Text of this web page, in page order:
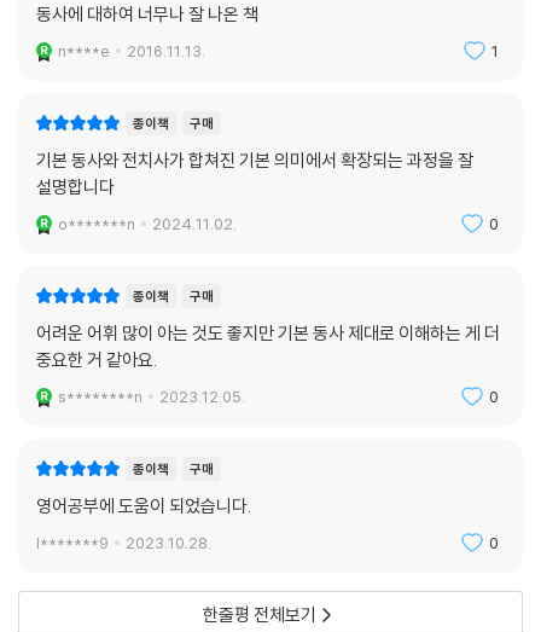
동사를 알면 죽은 영어가 살아날까?
또 다른 영어사전이 아니다. <동사를 알면 죽은 영어도 살린다> 2탄을 쓴
기 위함이 아니다. 1권에서 배운 원리를 실전에 다양한 방법으로 적용해 보
는 응용력 기르기에 주안점을 둔 것. “동사 관련 책 두 권으로 여러분 영어
실력을 단번에 높여줄 거라는 비상식적인 약속은 하지 못합니다. 하지만
호수에 낚싯대를 드리워 보세요. 우리말 자막이 아닌 영어 자막을 켜놓고
설책 한 권 안에 분명 자신이 공부한 내용이 두더지 튀어나오듯 머리를 내
밀 테니까요.”라고 저자는 말한다. 이런 가슴 뿌듯한 순간을 지속적으로 경
험한다면 동사 개수를 몇 개나 공부해야 할지는 더 이상 중요하지 않다. ‘영
면 죽은 영어도 살린다> 1,2권에 나오는 기본동사를 대하는 원리와 응용법
자세이기 때문이다.
동사에 대하여 너무나 잘 나온 책
n****e 2016.11.13. 1
종이책 구매
기본 동사와 전치사가 합쳐진 기본 의미에서 확장되는 과정을 잘
설명합니다
o*******n 2024.11.02. 0
종이책 구매
어려운 어휘 많이 아는 것도 좋지만 기본 동사 제대로 이해하는 게 더
중요한 거 같아요.
s********n 2023.12.05. 0
종이책 구매
영어공부에 도움이 되었습니다.
l*******9 2023.10.28. 0
한줄평 전체보기